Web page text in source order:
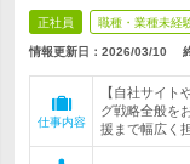
正社員 職種・業種未経
情報更新日：2026/03/10
仕事内容
【自社サイト
グ戦略全般を
援まで幅広く